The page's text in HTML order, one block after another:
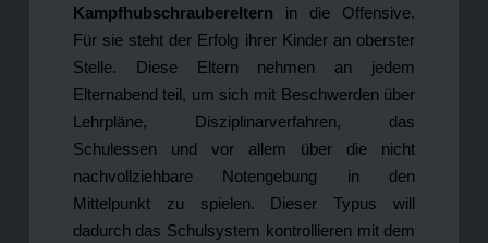
Kampfhubschraubereltern in die Offensive.
Für sie steht der Erfolg ihrer Kinder an oberster
Stelle. Diese Eltern nehmen an jedem
Elternabend teil, um sich mit Beschwerden über
Lehrpläne, Disziplinarverfahren, das
Schulessen und vor allem über die nicht
nachvollziehbare Notengebung in den
Mittelpunkt zu spielen. Dieser Typus will
dadurch das Schulsystem kontrollieren mit dem